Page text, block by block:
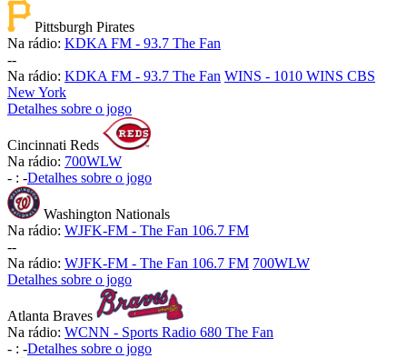
Pittsburgh Pirates
Na rádio: KDKA FM - 93.7 The Fan
--
Na rádio: KDKA FM - 93.7 The Fan WINS - 1010 WINS CBS
New York
Detalhes sobre o jogo
Cincinnati Reds
Na rádio: 700WLW
- : -Detalhes sobre o jogo
Washington Nationals
Na rádio: WJFK-FM - The Fan 106.7 FM
--
Na rádio: WJFK-FM - The Fan 106.7 FM 700WLW
Detalhes sobre o jogo
Atlanta Braves
Na rádio: WCNN - Sports Radio 680 The Fan
- : -Detalhes sobre o jogo